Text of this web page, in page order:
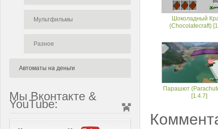
Мультфильмы
Разное
Автоматы на деньги
Мы Вконтакте &
YouTube:
Шоколадный
(Chocolatecraft)
Парашют
[1.4.7]